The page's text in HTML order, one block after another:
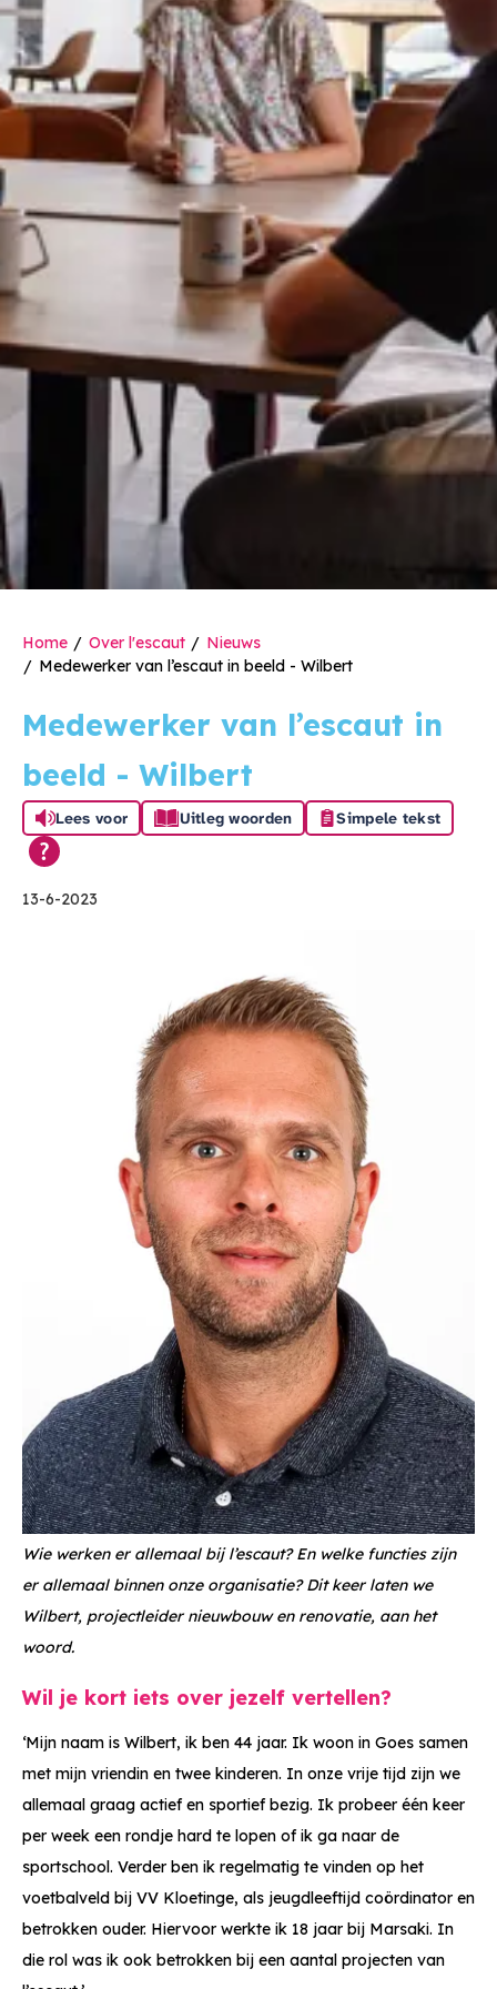
Home Over l'escaut
Nieuws
Medewerker van l’escaut in beeld - Wilbert
Medewerker van l’escaut in
beeld - Wilbert
Lees voor Uitleg woorden Simpele tekst
13-6-2023
Wie werken er allemaal bij l’escaut? En welke functies zijn
er allemaal binnen onze organisatie? Dit keer laten we
Wilbert, projectleider nieuwbouw en renovatie, aan het
woord.
Wil je kort iets over jezelf vertellen?
‘Mijn naam is Wilbert, ik ben 44 jaar. Ik woon in Goes samen
met mijn vriendin en twee kinderen. In onze vrije tijd zijn we
allemaal graag actief en sportief bezig. Ik probeer één keer
per week een rondje hard te lopen of ik ga naar de
sportschool. Verder ben ik regelmatig te vinden op het
voetbalveld bij VV Kloetinge, als jeugdleeftijd coördinator en
betrokken ouder. Hiervoor werkte ik 18 jaar bij Marsaki. In
die rol was ik ook betrokken bij een aantal projecten van